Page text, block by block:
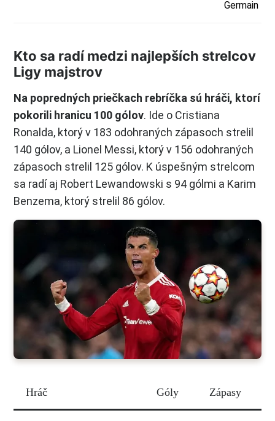
Germain
Kto sa radí medzi najlepších strelcov
Ligy majstrov
Na popredných priečkach rebríčka sú hráči, ktorí
pokorili hranicu 100 gólov. Ide o Cristiana
Ronalda, ktorý v 183 odohraných zápasoch strelil
140 gólov, a Lionel Messi, ktorý v 156 odohraných
zápasoch strelil 125 gólov. K úspešným strelcom
sa radí aj Robert Lewandowski s 94 gólmi a Karim
Benzema, ktorý strelil 86 gólov.
Hráč Góly Zápasy